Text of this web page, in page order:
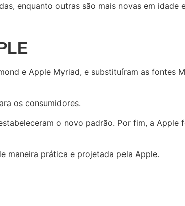
enquanto outras são mais novas em idade
e Apple Myriad, e substituíram as fontes
os consumidores.
o novo padrão. Por fim, a
maneira prática e projetada pela Apple.